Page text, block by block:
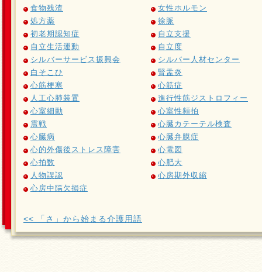
食物残渣
女性ホルモン
処方薬
徐脈
初老期認知症
自立支援
自立生活運動
自立度
シルバーサービス振興会
シルバー人材センター
白そこひ
腎盂炎
心筋梗塞
心筋症
人工心肺装置
進行性筋ジストロフィー
心室細動
心室性頻拍
震戦
心臓カテーテル検査
心臓病
心臓弁膜症
心的外傷後ストレス障害
心電図
心拍数
心肥大
人物誤認
心房期外収縮
心房中隔欠損症
<< 「さ」から始まる介護用語